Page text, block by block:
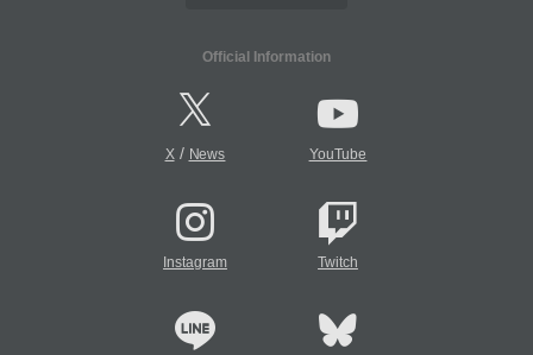
Official Information
X/ News YouTube
Instagram Twitch